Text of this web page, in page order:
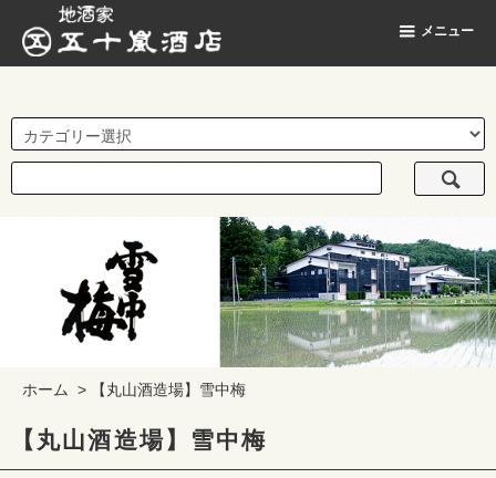
地酒家 五十嵐酒店
メニュー
ホーム > 【丸山酒造場】雪中梅
【丸山酒造場】雪中梅